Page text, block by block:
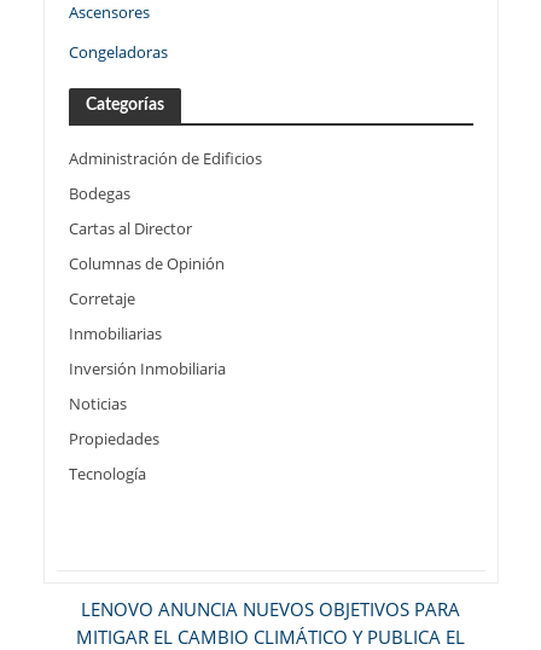
Ascensores
Congeladoras
Categorías
Administración de Edificios
Bodegas
Cartas al Director
Columnas de Opinión
Corretaje
Inmobiliarias
Inversión Inmobiliaria
Noticias
Propiedades
Tecnología
LENOVO ANUNCIA NUEVOS OBJETIVOS PARA
MITIGAR EL CAMBIO CLIMÁTICO Y PUBLICA EL